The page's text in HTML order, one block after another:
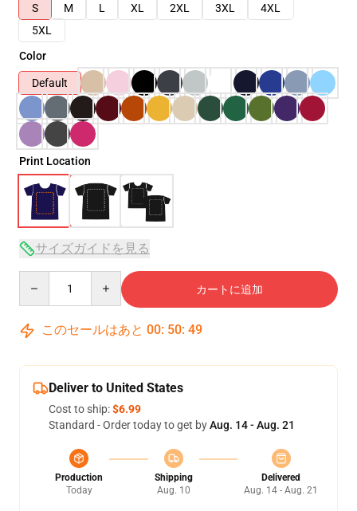
S
M L XL 2XL 3XL
4XL
5XL
Color
Default
Print Location
サイズガイドを見る
カートに追加
このセールはあと 00: 50: 48
Deliver to United States
Cost to ship:$6.99
Standard - Order today to get byAug. 14 - Aug. 21
Production
Today
Shipping
Aug. 10
Delivered
Aug. 14 - Aug. 21